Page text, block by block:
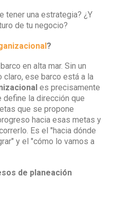
tener una estrategia? ¿Y
de tu negocio?
?
en alta mar. Sin un
claro, ese barco está a la
es precisamente
define la dirección que
que se propone
hacia esas metas y
Es el "hacia dónde
y el "cómo lo vamos a
de planeación